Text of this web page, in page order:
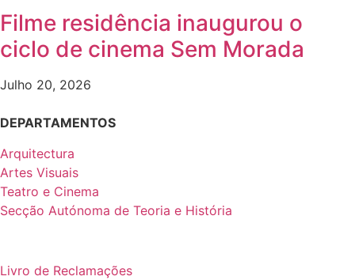
Filme residência inaugurou o
ciclo de cinema Sem Morada
Julho 20, 2026
DEPARTAMENTOS
Arquitectura
Artes Visuais
Teatro e Cinema
Secção Autónoma de Teoria e História
Livro de Reclamações